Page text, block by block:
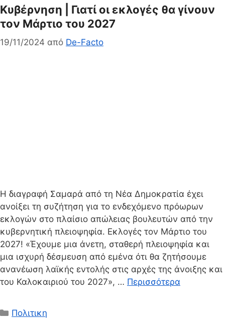
Κυβέρνηση | Γιατί οι εκλογές θα γίνουν
τον Μάρτιο του 2027
19/11/2024 από De-Facto
Η διαγραφή Σαμαρά από τη Νέα Δημοκρατία έχει
ανοίξει τη συζήτηση για το ενδεχόμενο πρόωρων
εκλογών στο πλαίσιο απώλειας βουλευτών από την
κυβερνητική πλειοψηφία. Εκλογές τον Μάρτιο του
2027! «Έχουμε μια άνετη, σταθερή πλειοψηφία και
μια ισχυρή δέσμευση από εμένα ότι θα ζητήσουμε
ανανέωση λαϊκής εντολής στις αρχές της άνοιξης και
του Καλοκαιριού του 2027», … Περισσότερα
Κατηγορίες
Πολιτικη